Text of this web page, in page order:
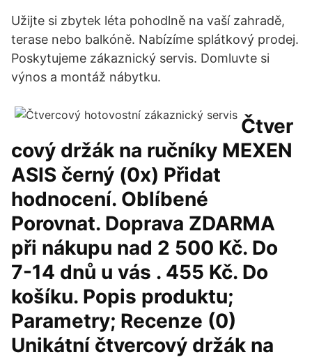
Užijte si zbytek léta pohodlně na vaší zahradě,
terase nebo balkóně. Nabízíme splátkový prodej.
Poskytujeme zákaznický servis. Domluvte si
výnos a montáž nábytku.
Čtver
cový držák na ručníky MEXEN
ASIS černý (0x) Přidat
hodnocení. Oblíbené
Porovnat. Doprava ZDARMA
při nákupu nad 2 500 Kč. Do
7-14 dnů u vás . 455 Kč. Do
košíku. Popis produktu;
Parametry; Recenze (0)
Unikátní čtvercový držák na